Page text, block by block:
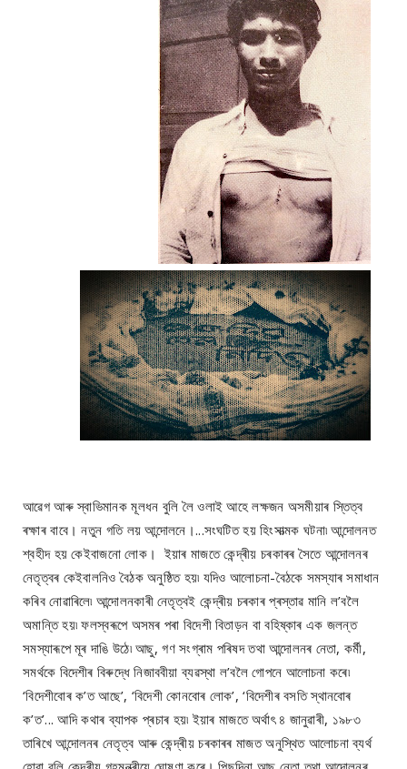
আৱেগ আৰু স্বাভিমানক মূলধন বুলি লৈ ওলাই আহে লক্ষজন অসমীয়াৰ স্তিত্ব
ৰক্ষাৰ বাবে। নতুন গতি লয় আন্দোলনে।...সংঘটিত হয় হিংসাত্মক ঘটনা৷ আন্দোলনত
শ্বহীদ হয় কেইবাজনো লোক। ইয়াৰ মাজতে কেন্দ্ৰীয় চৰকাৰৰ সৈতে আন্দোলনৰ
নেতৃত্বৰ কেইবালনিও বৈঠক অনুষ্ঠিত হয়৷ যদিও আলোচনা-বৈঠকে সমস্যাৰ সমাধান
কৰিব নোৱাৰিলে৷ আন্দোলনকাৰী নেতৃত্বই কেন্দ্ৰীয় চৰকাৰ প্ৰস্তাৱ মানি ল’বলৈ
অমান্তি হয়৷ ফলস্বৰূপে অসমৰ পৰা বিদেশী বিতাড়ন বা বহিষ্কাৰ এক জলন্ত
সমস্যাৰূপে মূৰ দাঙি উঠে৷ আছু, গণ সংগ্ৰাম পৰিষদ তথা আন্দোলনৰ নেতা, কৰ্মী,
সমৰ্থকে বিদেশীৰ বিৰুদ্ধে নিজাববীয়া ব্যৱস্থা ল’বলৈ গোপনে আলোচনা কৰে৷
‘বিদেশীবোৰ ক’ত আছে’, ‘বিদেশী কোনবোৰ লোক’, ‘বিদেশীৰ বসতি স্থানবোৰ
ক’ত’... আদি কথাৰ ব্যাপক প্ৰচাৰ হয়৷ ইয়াৰ মাজতে অৰ্থাৎ ৪ জানুৱাৰী, ১৯৮৩
তাৰিখে আন্দোলনৰ নেতৃত্ব আৰু কেন্দ্ৰীয় চৰকাৰৰ মাজত অনুস্থিত আলোচনা ব্যৰ্থ